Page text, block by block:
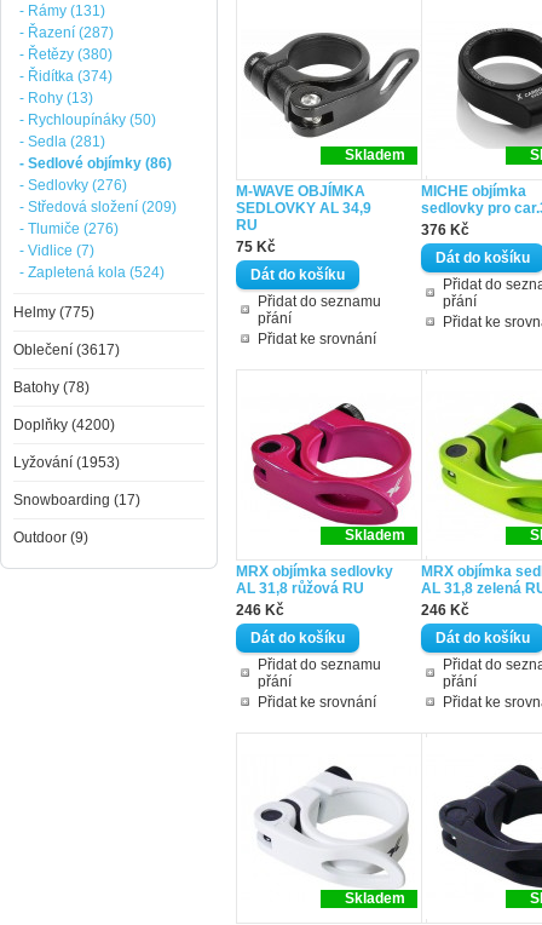
Skladem
M-WAVE OBJÍMKA
SEDLOVKY AL 34,9
RU
75 Kč
Přidat do seznamu
přání
Přidat ke srovnání
MICHE objímka
sedlovky pro
376 Kč
Přidat do
přání
Přidat ke
Skladem
MRX objímka sedlovky
AL 31,8 růžová RU
246 Kč
Přidat do seznamu
přání
Přidat ke srovnání
MRX objímka
AL 31,8 zelená
246 Kč
Přidat do
přání
Přidat ke
Skladem
- Rámy (131)
- Řazení (287)
- Řetězy (380)
- Řidítka (374)
- Rohy (13)
- Rychloupínáky (50)
- Sedla (281)
- Sedlové objímky (86)
- Sedlovky (276)
- Středová složení (209)
- Tlumiče (276)
- Vidlice (7)
- Zapletená kola (524)
Helmy (775)
Oblečení (3617)
Batohy (78)
Doplňky (4200)
Lyžování (1953)
Snowboarding (17)
Outdoor (9)